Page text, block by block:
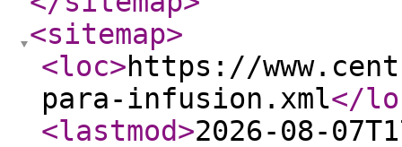
<sitemap>
<loc>https://
para-infusion.xml</
<lastmod>2026-08-